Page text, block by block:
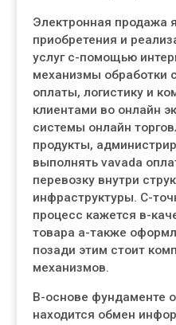
Электронная продажа
приобретения и
услуг с-помощью
механизмы обработки
оплаты, логистику и
клиентами во онлайн
системы онлайн
продукты,
выполнять vavada
перевозку внутри
инфраструктуры. С-
процесс кажется в-
товара а-также
позади этим стоит
механизмов.
В-основе фундаменте
находится обмен